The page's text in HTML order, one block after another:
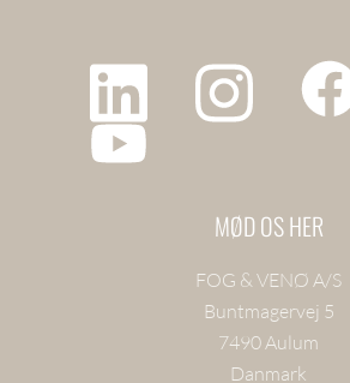
MØD OS HER
FOG & VENØ A/S
Buntmagervej 5
7490 Aulum
Danmark